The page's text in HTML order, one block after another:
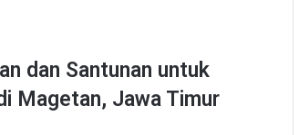
dan Santunan untuk
Magetan, Jawa Timur